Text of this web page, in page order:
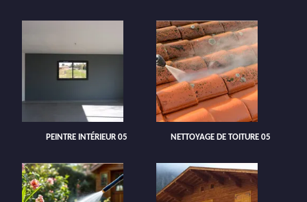
PEINTRE INTÉRIEUR 05 NETTOYAGE DE TOITURE 05